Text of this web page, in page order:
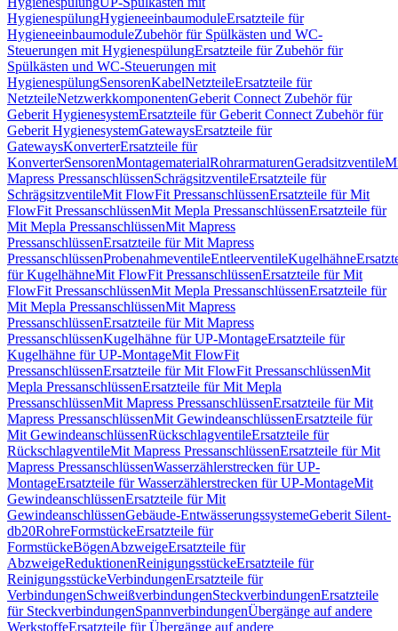
HygienespülungHygieneeinbaumoduleErsatzteile für
HygieneeinbaumoduleZubehör für Spülkästen und WC-
Steuerungen mit HygienespülungErsatzteile für Zubehör für
Spülkästen und WC-Steuerungen mit
HygienespülungSensorenKabelNetzteileErsatzteile für
NetzteileNetzwerkkomponentenGeberit Connect Zubehör für
Geberit HygienesystemErsatzteile für Geberit Connect Zubehör für
Geberit HygienesystemGatewaysErsatzteile für
GatewaysKonverterErsatzteile für
KonverterSensorenMontagematerialRohrarmaturenGeradsitzventile
Mapress PressanschlüssenSchrägsitzventileErsatzteile für
SchrägsitzventileMit FlowFit PressanschlüssenErsatzteile für Mit
FlowFit PressanschlüssenMit Mepla PressanschlüssenErsatzteile für
Mit Mepla PressanschlüssenMit Mapress
PressanschlüssenErsatzteile für Mit Mapress
PressanschlüssenProbenahmeventileEntleerventileKugelhähne
für KugelhähneMit FlowFit PressanschlüssenErsatzteile für Mit
FlowFit PressanschlüssenMit Mepla PressanschlüssenErsatzteile für
Mit Mepla PressanschlüssenMit Mapress
PressanschlüssenErsatzteile für Mit Mapress
PressanschlüssenKugelhähne für UP-MontageErsatzteile für
Kugelhähne für UP-MontageMit FlowFit
PressanschlüssenErsatzteile für Mit FlowFit PressanschlüssenMit
Mepla PressanschlüssenErsatzteile für Mit Mepla
PressanschlüssenMit Mapress PressanschlüssenErsatzteile für Mit
Mapress PressanschlüssenMit GewindeanschlüssenErsatzteile für
Mit GewindeanschlüssenRückschlagventileErsatzteile für
RückschlagventileMit Mapress PressanschlüssenErsatzteile für Mit
Mapress PressanschlüssenWasserzählerstrecken für UP-
MontageErsatzteile für Wasserzählerstrecken für UP-MontageMit
GewindeanschlüssenErsatzteile für Mit
GewindeanschlüssenGebäude-EntwässerungssystemeGeberit Silent-
db20RohreFormstückeErsatzteile für
FormstückeBögenAbzweigeErsatzteile für
AbzweigeReduktionenReinigungsstückeErsatzteile für
ReinigungsstückeVerbindungenErsatzteile für
VerbindungenSchweißverbindungenSteckverbindungenErsatzteile
für SteckverbindungenSpannverbindungenÜbergänge auf andere
WerkstoffeErsatzteile für Übergänge auf andere